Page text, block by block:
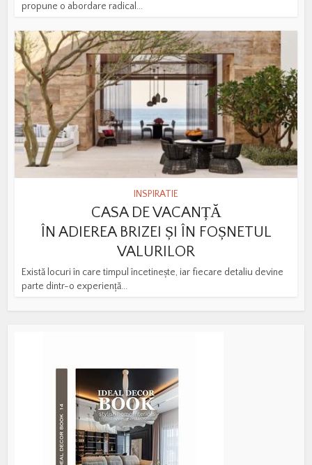
propune o abordare radical...
INSPIRATIE
CASA DE VACANȚĂ
ÎN ADIEREA BRIZEI ȘI ÎN FOȘNETUL
VALURILOR
Există locuri în care timpul încetinește, iar fiecare detaliu devine
parte dintr-o experiență...